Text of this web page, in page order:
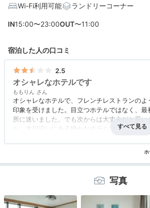
編集部おすすめの３つのポイ
フルーツや野菜たっぷり♪フレッシュジ
種の朝食
スイーツやコーヒーが魅力のカフェラウ
に様変わり
Wi-Fi利用可能
ランドリーコーナー
IN15:00〜23:00OUT〜11:00
宿泊した人の口コミ
2.5
オシャレなホテルです
ももりん
オシャレなホテルで、フレンチレストランのよ
印象を受けました。目立つホテルではなく、最
所に迷いました。でも次からは大丈夫だと思い
た。大川沿いにある静かなホテルで、落ち着い
アクセス 2.5 コスパ 2.5 客室 2.5 接客対応 2.5
写真